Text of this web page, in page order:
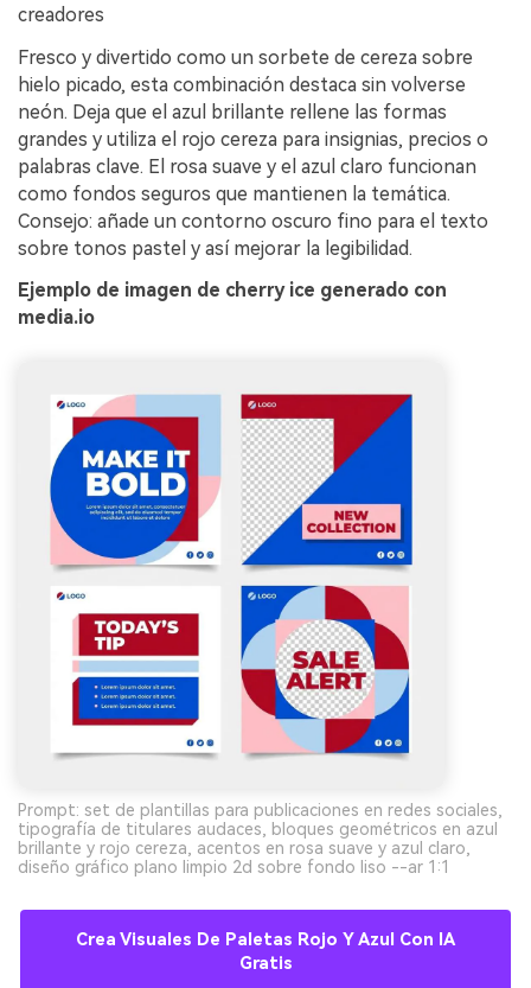
creadores
Fresco y divertido como un sorbete de cereza sobre
hielo picado, esta combinación destaca sin volverse
neón. Deja que el azul brillante rellene las formas
grandes y utiliza el rojo cereza para insignias, precios o
palabras clave. El rosa suave y el azul claro funcionan
como fondos seguros que mantienen la temática.
Consejo: añade un contorno oscuro fino para el texto
sobre tonos pastel y así mejorar la legibilidad.
Ejemplo de imagen de cherry ice generado con
media.io
Prompt: set de plantillas para publicaciones en redes sociales,
tipografía de titulares audaces, bloques geométricos en azul
brillante y rojo cereza, acentos en rosa suave y azul claro,
diseño gráfico plano limpio 2d sobre fondo liso --ar 1:1
Crea Visuales De Paletas Rojo Y Azul Con IA
Gratis